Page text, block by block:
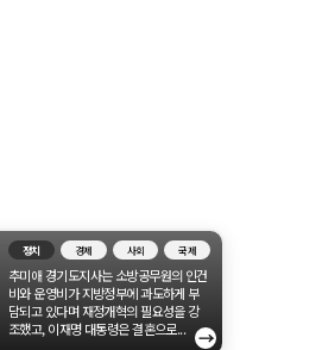
정치 경제 사회 국제
추미애 경기도지사는 소방공무원의 인건
비와 운영비가 지방정부에 과도하게 부
담되고 있다며 재정개혁의 필요성을 강
조했고, 이재명 대통령은 결혼으로...
→